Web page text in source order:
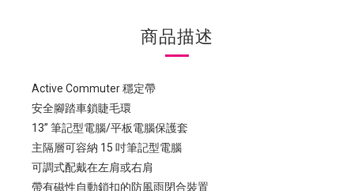
商品描述
Active Commuter 穩定帶
安全腳踏車鎖睫毛環
13” 筆記型電腦/平板電腦保護套
主隔層可容納 15 吋筆記型電腦
可調式配戴在左肩或右肩
帶有磁性自動鎖扣的防風雨閉合裝置